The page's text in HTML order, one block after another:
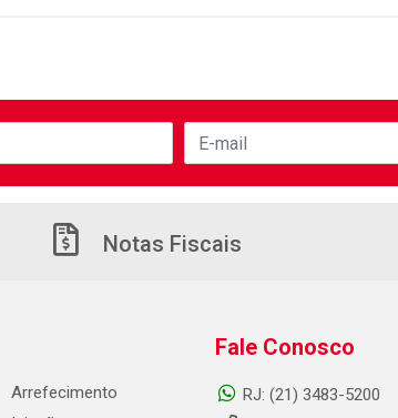
Notas Fiscais
Arrefecimento
Fale Conosco
RJ: (21) 3483-5200